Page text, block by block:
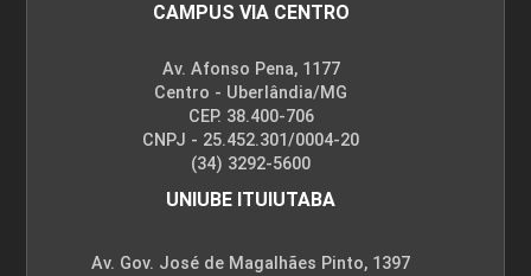
CAMPUS VIA CENTRO
Av. Afonso Pena, 1177
Centro - Uberlândia/MG
CEP. 38.400-706
CNPJ - 25.452.301/0004-20
(34) 3292-5600
UNIUBE ITUIUTABA
Av. Gov. José de Magalhães Pinto, 1397